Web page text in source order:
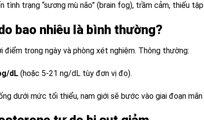
trạng “sương mù não” (brain fog), trầm cảm, thiếu
bao nhiêu là bình thường?
trong ngày và phòng xét nghiệm. Thông thường:
dL (hoặc 5-21 ng/dL tùy đơn vị đo).
dưới mức tối thiểu, nam giới sẽ bước vào giai đoạn